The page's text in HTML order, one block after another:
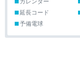
延長コード
予備電球